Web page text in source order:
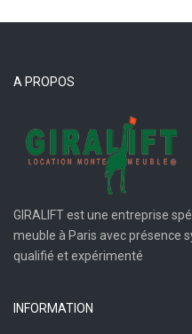
A PROPOS
GIRALIFT est une entreprise
meuble à Paris avec présence
qualifié et expérimenté
INFORMATION